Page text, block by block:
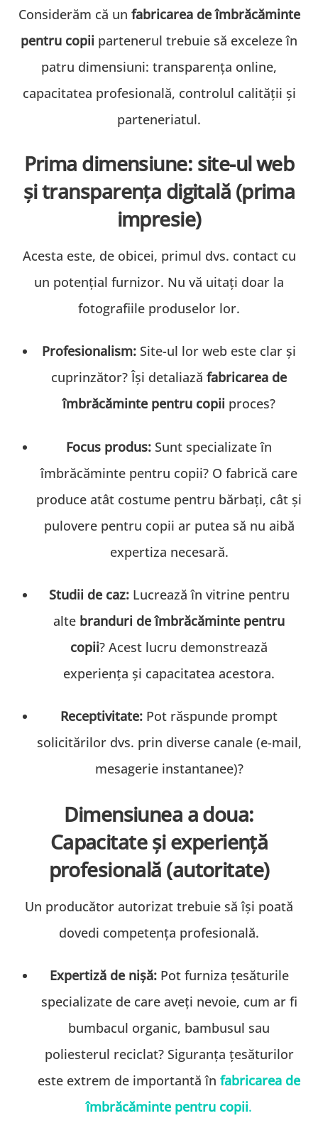
Considerăm că un fabricarea de îmbrăcăminte
pentru copii partenerul trebuie să exceleze în
patru dimensiuni: transparența online,
capacitatea profesională, controlul calității și
parteneriatul.
Prima dimensiune: site-ul web
și transparența digitală (prima
impresie)
Acesta este, de obicei, primul dvs. contact cu
un potențial furnizor. Nu vă uitați doar la
fotografiile produselor lor.
Profesionalism: Site-ul lor web este clar și
cuprinzător? Își detaliazăfabricarea de
îmbrăcăminte pentru copii proces?
Focus produs: Sunt specializate în
îmbrăcăminte pentru copii? O fabrică care
produce atât costume pentru bărbați, cât și
pulovere pentru copii ar putea să nu aibă
expertiza necesară.
Studii de caz:Lucrează în vitrine pentru
alte branduri de îmbrăcăminte pentru
copii? Acest lucru demonstrează
experiența și capacitatea acestora.
Receptivitate: Pot răspunde prompt
solicitărilor dvs. prin diverse canale (e-mail,
mesagerie instantanee)?
Dimensiunea a doua:
Capacitate și experiență
profesională (autoritate)
Un producător autorizat trebuie să își poată
dovedi competența profesională.
Expertiză de nișă:Pot furniza țesăturile
specializate de care aveți nevoie, cum ar fi
bumbacul organic, bambusul sau
poliesterul reciclat? Siguranța țesăturilor
este extrem de importantă înfabricarea de
îmbrăcăminte pentru copii.